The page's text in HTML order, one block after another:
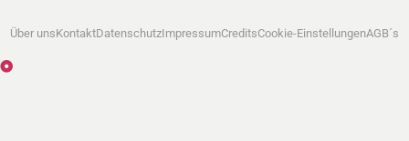
Über unsKontaktDatenschutzImpressumCreditsCookie-EinstellungenAGB´s